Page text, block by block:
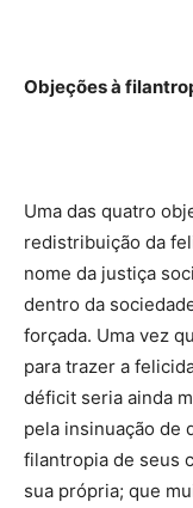
Objeções à
Uma das quatro
redistribuição da
nome da justiça
dentro da
forçada. Uma vez
para trazer a
déficit seria ainda
pela insinuação de
filantropia de seus
sua própria; que